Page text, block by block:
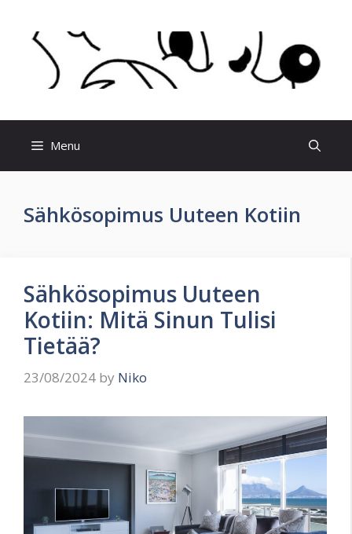
content
Menu
Sähkösopimus Uuteen Kotiin
Sähkösopimus Uuteen
Kotiin: Mitä Sinun Tulisi
Tietää?
23/08/2024 by Niko